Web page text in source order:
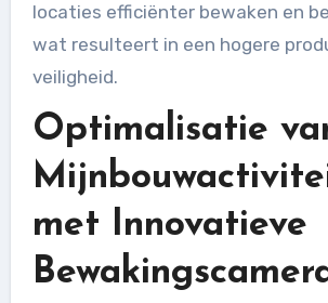
locaties efficiënter bewaken en
wat resulteert in een hogere
veiligheid.
Optimalisatie
met Innovatieve